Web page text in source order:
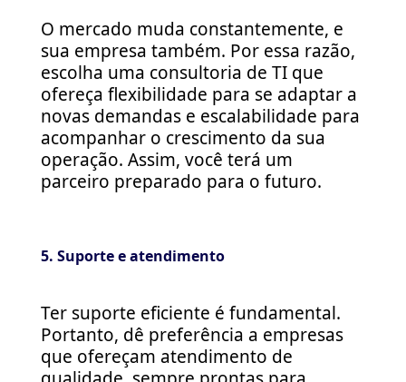
O mercado muda constantemente, e
sua empresa também. Por essa razão,
escolha uma consultoria de TI que
ofereça flexibilidade para se adaptar a
novas demandas e escalabilidade para
acompanhar o crescimento da sua
operação. Assim, você terá um
parceiro preparado para o futuro.
5. Suporte e atendimento
Ter suporte eficiente é fundamental.
Portanto, dê preferência a empresas
que ofereçam atendimento de